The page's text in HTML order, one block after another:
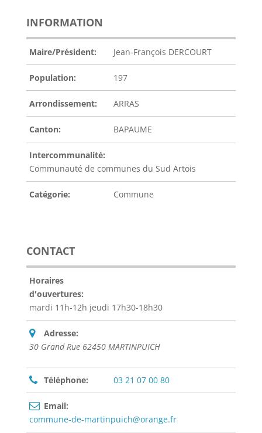
INFORMATION
Maire/Président: Jean-François DERCOURT
Population: 197
Arrondissement: ARRAS
Canton: BAPAUME
Intercommunalité:
Communauté de communes du Sud Artois
Catégorie: Commune
CONTACT
Horaires
d'ouvertures:
mardi 11h-12h jeudi 17h30-18h30
Adresse:
30 Grand Rue 62450 MARTINPUICH
Téléphone: 03 21 07 00 80
Email:
commune-de-martinpuich@orange.fr